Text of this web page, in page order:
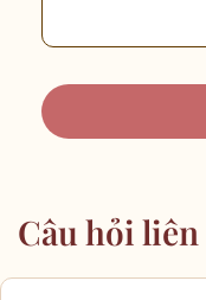
Câu hỏi